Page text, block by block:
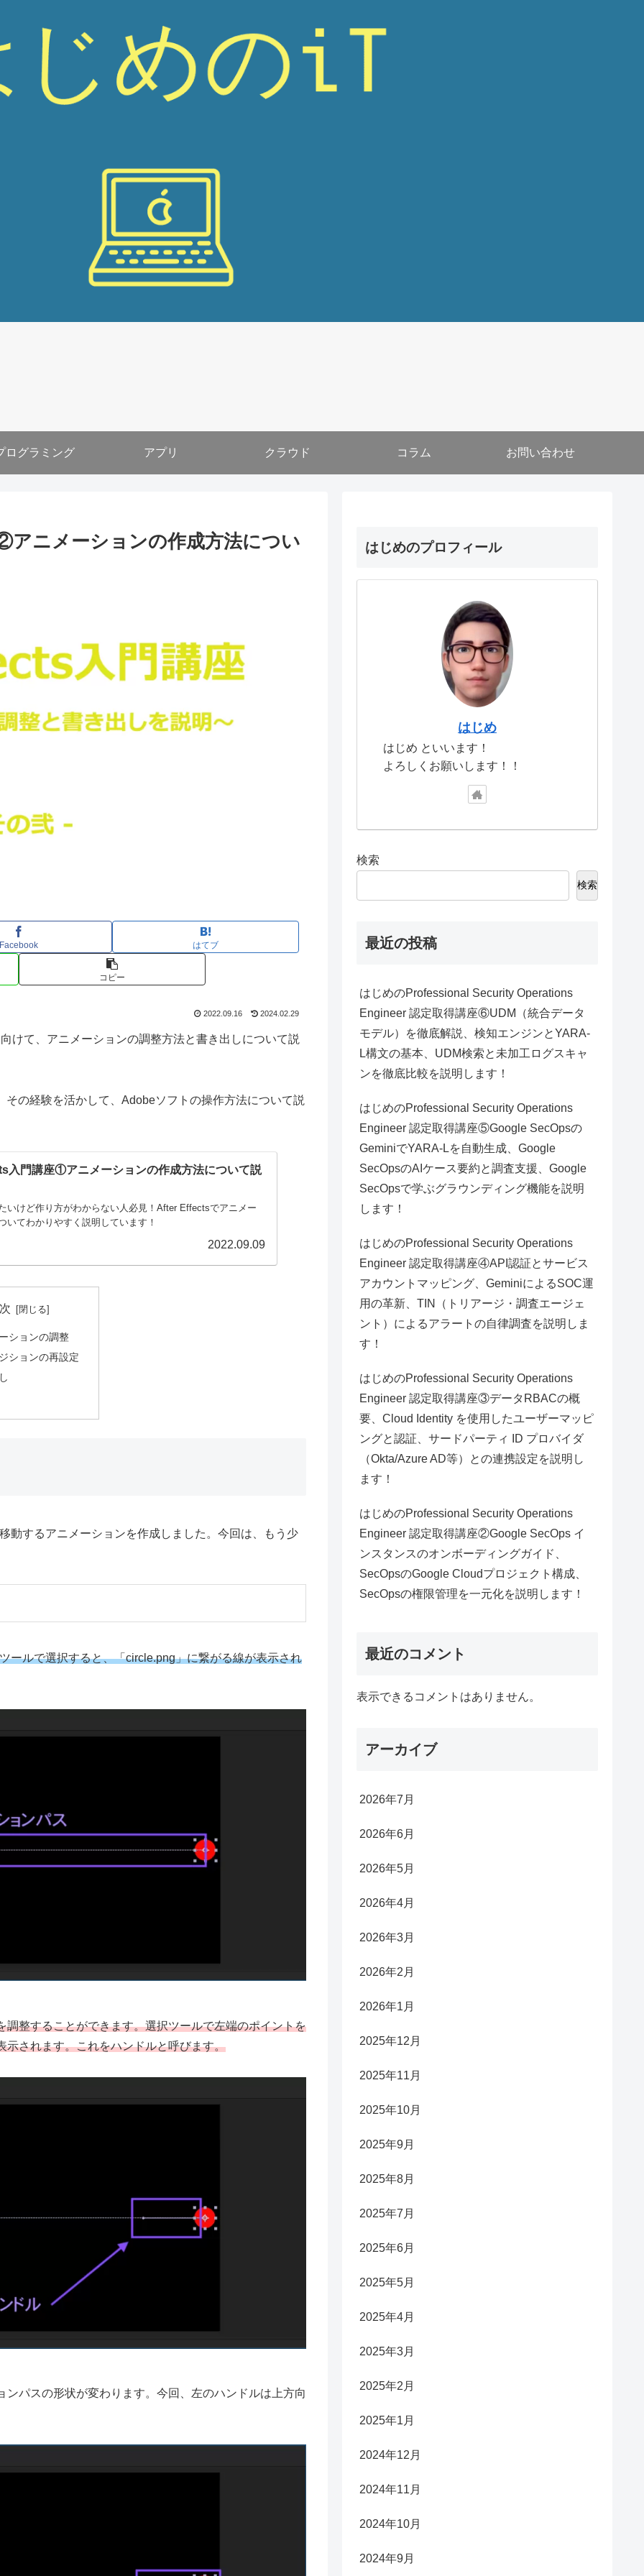
ログラミング アプリ クラウド コラム お問い合わせ
ニメーションの作成方法につい
Facebook はてブ
コピー
2022.09.16 2024.02.29
けて、アニメーションの調整方法と書き出しについて説
の経験を活かして、Adobeソフトの操作方法について説
入門講座①アニメーションの作成方法について説
いけど作り方がわからない人必見！After Effectsでアニメー
いてわかりやすく説明しています！
2022.09.09
ションの調整
ションの再設定
動するアニメーションを作成しました。今回は、もう少
ールで選択すると、「circle.png」に繋がる線が表示され
整することができます。選択ツールで左端のポイントを
示されます。これをハンドルと呼びます。
パスの形状が変わります。今回、左のハンドルは上方向
はじめのプロフィール
はじめ
はじめ といいます！
よろしくお願いします！！
検索
検索
最近の投稿
はじめのProfessional Security Operations
Engineer 認定取得講座⑥UDM（統合データ
モデル）を徹底解説、検知エンジンとYARA-
L構文の基本、UDM検索と未加工ログスキャ
ンを徹底比較を説明します！
はじめのProfessional Security Operations
Engineer 認定取得講座⑤Google SecOpsの
GeminiでYARA-Lを自動生成、Google
SecOpsのAIケース要約と調査支援、Google
SecOpsで学ぶグラウンディング機能を説明
します！
はじめのProfessional Security Operations
Engineer 認定取得講座④API認証とサービス
アカウントマッピング、GeminiによるSOC運
用の革新、TIN（トリアージ・調査エージェ
ント）によるアラートの自律調査を説明しま
す！
はじめのProfessional Security Operations
Engineer 認定取得講座③データRBACの概
要、Cloud Identity を使用したユーザーマッピ
ングと認証、サードパーティ ID プロバイダ
（Okta/Azure AD等）との連携設定を説明し
ます！
はじめのProfessional Security Operations
Engineer 認定取得講座②Google SecOps イ
ンスタンスのオンボーディングガイド、
SecOpsのGoogle Cloudプロジェクト構成、
SecOpsの権限管理を一元化を説明します！
最近のコメント
表示できるコメントはありません。
アーカイブ
2026年7月
2026年6月
2026年5月
2026年4月
2026年3月
2026年2月
2026年1月
2025年12月
2025年11月
2025年10月
2025年9月
2025年8月
2025年7月
2025年6月
2025年5月
2025年4月
2025年3月
2025年2月
2025年1月
2024年12月
2024年11月
2024年10月
2024年9月